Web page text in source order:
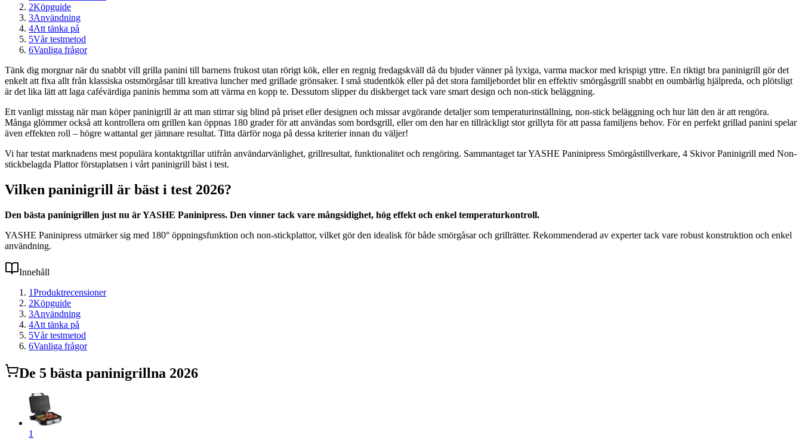
2Köpguide
3Användning
4Att tänka på
5Vår testmetod
6Vanliga frågor
Tänk dig morgnar när du snabbt vill grilla panini till barnens frukost utan rörigt kök, eller en regnig fredagskväll då du bjuder vänner på lyxiga, varma mackor med krispigt yttre. En riktigt bra paninigrill gör det
enkelt att fixa allt från klassiska ostsmörgåsar till kreativa luncher med grillade grönsaker. I små studentkök eller på det stora familjebordet blir en effektiv smörgåsgrill snabbt en oumbärlig hjälpreda, och plötsligt
är det lika lätt att laga cafévärdiga paninis hemma som att värma en kopp te. Dessutom slipper du diskberget tack vare smart design och non-stick beläggning.
Ett vanligt misstag när man köper paninigrill är att man stirrar sig blind på priset eller designen och missar avgörande detaljer som temperaturinställning, non-stick beläggning och hur lätt den är att rengöra.
Många glömmer också att kontrollera om grillen kan öppnas 180 grader för att användas som bordsgrill, eller om den har en tillräckligt stor grillyta för att passa familjens behov. För en perfekt grillad panini spelar
även effekten roll – högre wattantal ger jämnare resultat. Titta därför noga på dessa kriterier innan du väljer!
Vi har testat marknadens mest populära kontaktgrillar utifrån användarvänlighet, grillresultat, funktionalitet och rengöring. Sammantaget tar YASHE Paninipress Smörgåstillverkare, 4 Skivor Paninigrill med Non-
stickbelagda Plattor förstaplatsen i vårt paninigrill bäst i test.
Vilken paninigrill är bäst i test 2026?
Den bästa paninigrillen just nu är YASHE Paninipress. Den vinner tack vare mångsidighet, hög effekt och enkel temperaturkontroll.
YASHE Paninipress utmärker sig med 180° öppningsfunktion och non-stickplattor, vilket gör den idealisk för både smörgåsar och grillrätter. Rekommenderad av experter tack vare robust konstruktion och enkel
användning.
Innehåll
1Produktrecensioner
2Köpguide
3Användning
4Att tänka på
5Vår testmetod
6Vanliga frågor
De 5 bästa paninigrillna 2026
1